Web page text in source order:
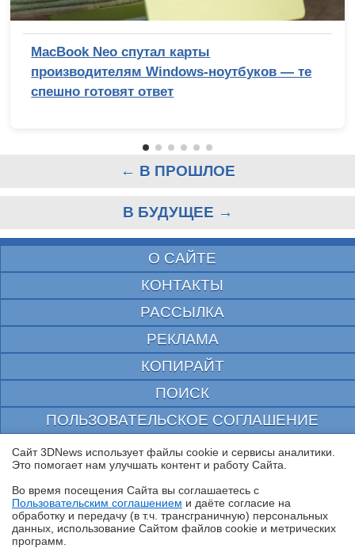
MacBook Neo спутал карты
производителям Windows-ноутбуков — те
спешно готовят ответ
← В ПРОШЛОЕ
В БУДУЩЕЕ →
О САЙТЕ
КОНТАКТЫ
РАССЫЛКА
РЕКЛАМА
КОПИРАЙТ
ПОИСК
ПОЛЬЗОВАТЕЛЬСКОЕ СОГЛАШЕНИЕ
ЗАЩИЩЕНО CURATOR
© 1997—2026 Электронное периодическое издание "3ДНьюс" | Свидетельство о
выдано Федеральной Службой по надзору за соблюдением законодательства в сфере
массовых коммуникаций и охране культурного наследия
При цитировании документа ссылка на сайт с указанием автора обязательна. Полное
заимствование документа является нарушением
российского и международного законодательства и возможно только с согласия
Сайт 3DNews использует файлы cookie и сервисы аналитики.
Это помогает нам улучшать контент и работу Cайта.
Во время посещения Cайта вы соглашаетесь с
Пользовательским соглашением и даёте согласие на
обработку и передачу (в т.ч. трансграничную) персональных
данных, использование Cайтом файлов cookie и метрических
программ.